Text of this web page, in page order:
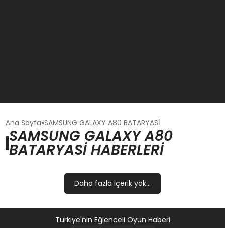
GÜNCEL
OYUN HABERLERI
EĞITIM
Ana Sayfa SAMSUNG GALAXY A80 BATARYASİ
SAMSUNG GALAXY A80
BATARYASİ HABERLERI
Daha fazla içerik yok...
Türkiye'nin Eğlenceli Oyun Haberi